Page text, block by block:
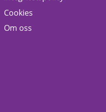
Cookies
Om oss